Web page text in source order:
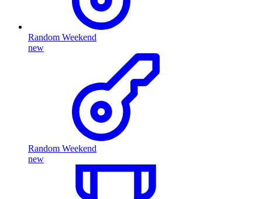
Random Weekend
new
Random Weekend
new